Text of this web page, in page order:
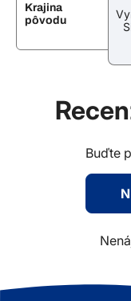
Krajina
pôvodu
Buďte